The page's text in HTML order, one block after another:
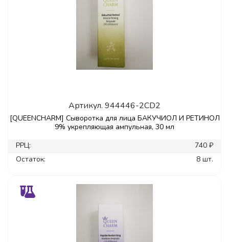
Артикул. 944446-2CD2
[QUEENCHARM] Сыворотка для лица БАКУЧИОЛ И РЕТИНОЛ
9% укрепляющая ампульная, 30 мл
РРЦ:
740 ₽
Остаток:
8 шт.